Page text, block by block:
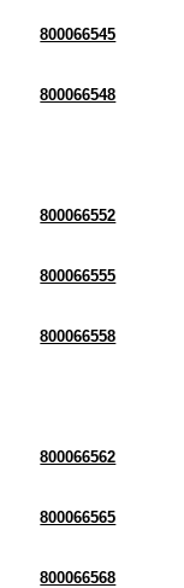
800066545
800066548
800066552
800066555
800066558
800066562
800066565
800066568